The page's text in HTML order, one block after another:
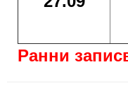
Ранни